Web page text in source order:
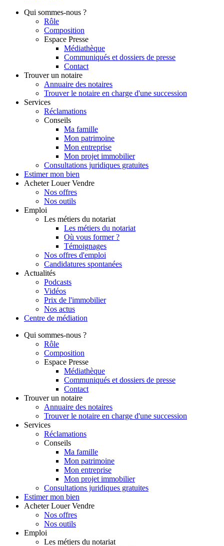
Qui sommes-nous ?
Rôle
Composition
Espace Presse
Médiathèque
Communiqués et dossiers de presse
Contact
Trouver un notaire
Annuaire des notaires
Trouver le notaire en charge d'une succession
Services
Réclamations
Conseils
Ma famille
Mon patrimoine
Mon entreprise
Mon projet immobilier
Consultations juridiques gratuites
Estimer mon bien
Acheter Louer Vendre
Nos offres
Nos outils
Emploi
Les métiers du notariat
Les métiers du notariat
Où vous former ?
Témoignages
Nos offres d'emploi
Candidatures spontanées
Actualités
Podcasts
Vidéos
Prix de l'immobilier
Nos actus
Centre de médiation
Qui sommes-nous ?
Rôle
Composition
Espace Presse
Médiathèque
Communiqués et dossiers de presse
Contact
Trouver un notaire
Annuaire des notaires
Trouver le notaire en charge d'une succession
Services
Réclamations
Conseils
Ma famille
Mon patrimoine
Mon entreprise
Mon projet immobilier
Consultations juridiques gratuites
Estimer mon bien
Acheter Louer Vendre
Nos offres
Nos outils
Emploi
Les métiers du notariat